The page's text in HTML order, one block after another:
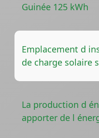
Guinée 125 kWh
Emplacement d
de charge solaire
La production d
apporter de l